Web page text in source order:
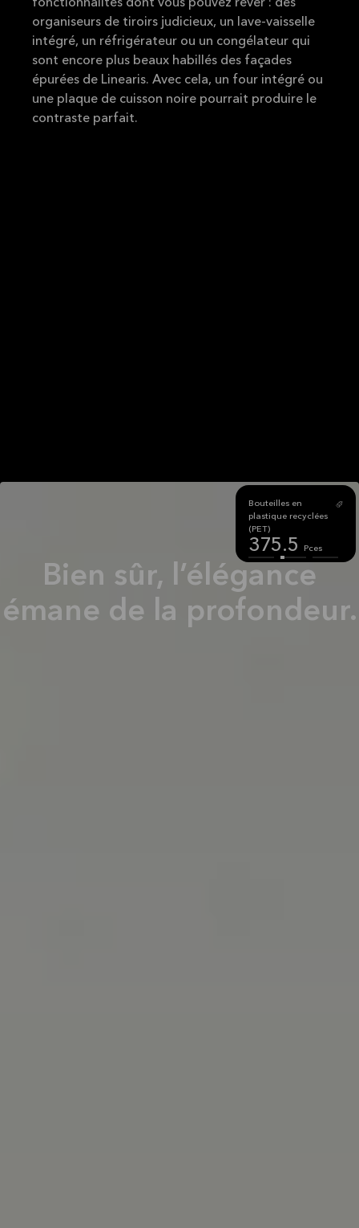
fonctionnalités dont vous pouvez rêver : des
organiseurs de tiroirs judicieux, un lave-vaisselle
intégré, un réfrigérateur ou un congélateur qui
sont encore plus beaux habillés des façades
épurées de Linearis. Avec cela, un four intégré ou
une plaque de cuisson noire pourrait produire le
contraste parfait.
Bien sûr, l’élégance
émane de la profondeur.
Bouteilles en
plastique recyclées
(PET)
375.5 Pces